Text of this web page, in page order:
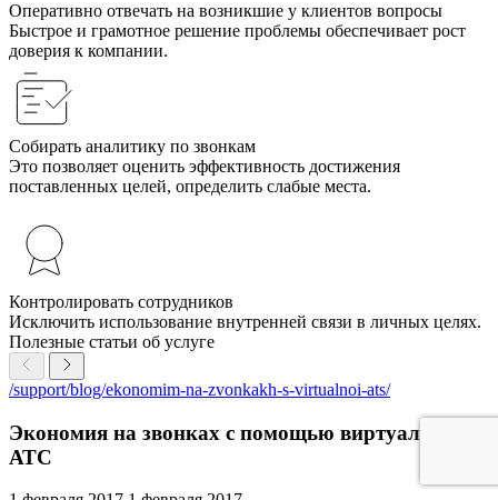
Оперативно отвечать на возникшие у клиентов вопросы
Быстрое и грамотное решение проблемы обеспечивает рост
доверия к компании.
Собирать аналитику по звонкам
Это позволяет оценить эффективность достижения
поставленных целей, определить слабые места.
Контролировать сотрудников
Исключить использование внутренней связи в личных целях.
Полезные статьи об услуге
/support/blog/ekonomim-na-zvonkakh-s-virtualnoi-ats/
Экономия на звонках с помощью виртуальной
АТС